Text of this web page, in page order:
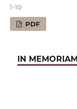
1-10
PDF
IN MEMORIAM